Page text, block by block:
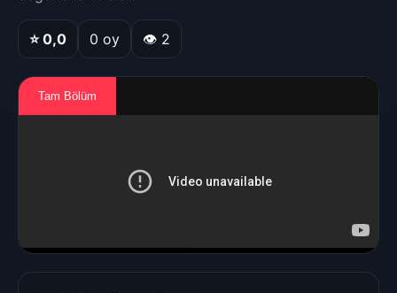
⭐0,0 0 oy 👁 2
Tam Bölüm